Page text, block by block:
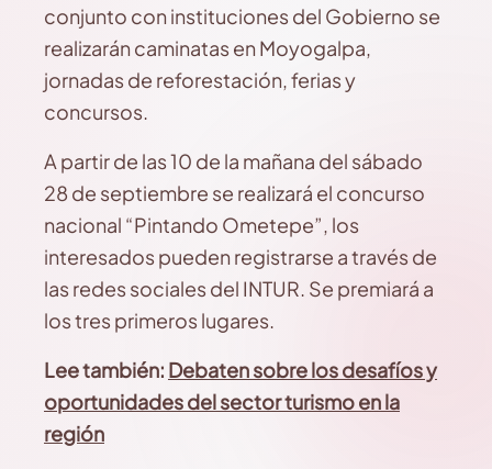
conjunto con instituciones del Gobierno se
realizarán caminatas en Moyogalpa,
jornadas de reforestación, ferias y
concursos.
A partir de las 10 de la mañana del sábado
28 de septiembre se realizará el concurso
nacional “Pintando Ometepe”, los
interesados pueden registrarse a través de
las redes sociales del INTUR. Se premiará a
los tres primeros lugares.
Lee también: Debaten sobre los desafíos y
oportunidades del sector turismo en la
región